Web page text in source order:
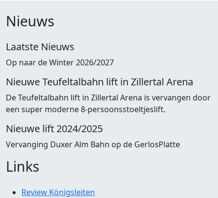
Nieuws
Laatste Nieuws
Op naar de Winter 2026/2027
Nieuwe Teufeltalbahn lift in Zillertal Arena
De Teufeltalbahn lift in Zillertal Arena is vervangen door
een super moderne 8-persoonsstoeltjeslift.
Nieuwe lift 2024/2025
Vervanging Duxer Alm Bahn op de GerlosPlatte
Links
Review Königsleiten